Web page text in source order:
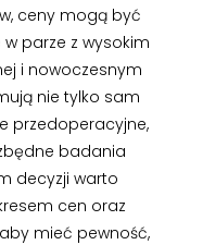
ceny mogą być
parze z wysokim
i nowoczesnym
nie tylko sam
przedoperacyjne,
badania
decyzji warto
cen oraz
mieć pewność,